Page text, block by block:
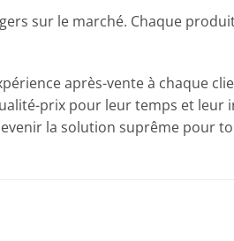
sur le marché. Chaque
après-vente à chaque
prix pour leur temps et
la solution suprême pour